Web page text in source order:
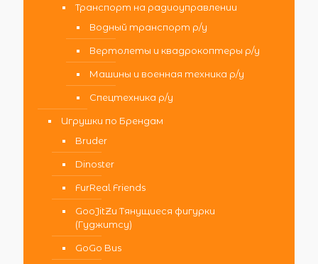
Транспорт на радиоуправлении
Водный транспорт р/у
Вертолеты и квадрокоптеры р/у
Машины и военная техника р/у
Спецтехника р/у
Игрушки по Брендам
Bruder
Dinoster
FurReal Friends
GooJitZu Тянущиеся фигурки
(Гуджитсу)
GoGo Bus